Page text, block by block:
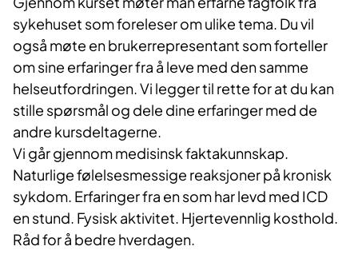
sykehuset som foreleser om ulike tema. Du vil
også møte en brukerrepresentant som forteller
om sine erfaringer fra å leve med den samme
helseutfordringen. Vi legger til rette for at du kan
stille spørsmål og dele dine erfaringer med de
andre kursdeltagerne.​
Vi går gjennom medisinsk faktakunnskap.
Naturlige følelsesmessige reaksjoner på kronisk
sykdom. Erfaringer fra en som har levd med ICD
en stund. Fysisk aktivitet. Hjertevennlig kosthold.
Råd for å bedre hverdagen.